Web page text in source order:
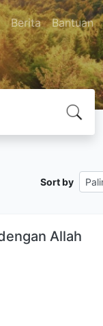
Berita Bantuan
Sort by
Allah